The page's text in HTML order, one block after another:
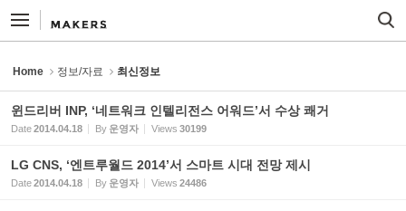
Home 정보/자료 최신정보
윈드리버 INP, ‘네트워크 인텔리전스 어워드’서 수상 쾌거
Date2014.04.18 By 운영자 Views 30199
LG CNS, ‘엔트루월드 2014’서 스마트 시대 전망 제시
Date2014.04.18 By 운영자 Views 24486